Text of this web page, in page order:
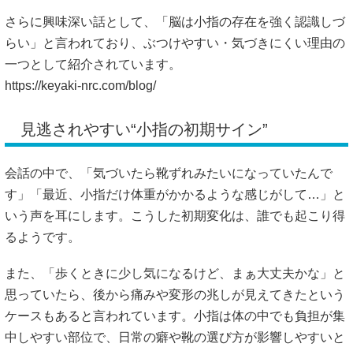
さらに興味深い話として、「脳は小指の存在を強く認識しづ
らい」と言われており、ぶつけやすい・気づきにくい理由の
一つとして紹介されています。
https://keyaki-nrc.com/blog/
見逃されやすい“小指の初期サイン”
会話の中で、「気づいたら靴ずれみたいになっていたんで
す」「最近、小指だけ体重がかかるような感じがして…」と
いう声を耳にします。こうした初期変化は、誰でも起こり得
るようです。
また、「歩くときに少し気になるけど、まぁ大丈夫かな」と
思っていたら、後から痛みや変形の兆しが見えてきたという
ケースもあると言われています。小指は体の中でも負担が集
中しやすい部位で、日常の癖や靴の選び方が影響しやすいと